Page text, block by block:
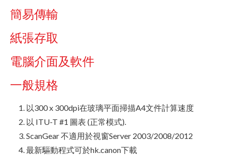
簡易傳輸
紙張存取
電腦介面及軟件
一般規格
以300 x 300dpi在玻璃平面掃描A4文件計算速度
以 ITU-T #1 圖表 (正常模式).
ScanGear 不適用於視窗Server 2003/2008/2012
最新驅動程式可於hk.canon下載